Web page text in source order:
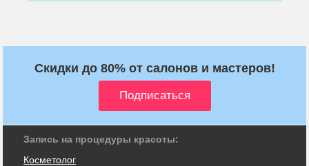
Скидки до 80% от салонов и мастеров!
Запись на процедуры красоты:
Косметолог